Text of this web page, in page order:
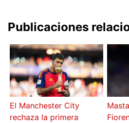
Publicaciones
El Manchester City
rechaza la primera